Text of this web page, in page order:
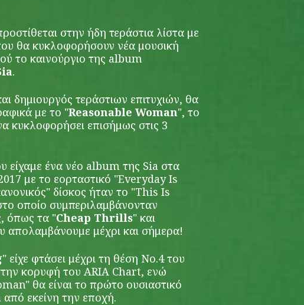
στην ήδη τεράστια λίστα με
θα κυκλοφορήσουν νέα μουσική
το καινούργιο της album
.
δημιουργός τεράστιων επιτυχιών, θα
με το "Reasonable Woman", το
κυκλοφορήσει επισήμως στις 3
είχαμε ένα νέο album της Sia στα
με το εορταστικό "Everyday Is
δίσκος ήταν το "This Is
οποίο συμπεριλαμβάνονταν
όπως τα "Cheap Thrills" και
απολαμβάνουμε μέχρι και σήμερα!
" είχε φτάσει μέχρι τη θέση Νο.4 του
κορυφή του ARIA Chart, ενώ
θα είναι το πρώτο ουσιαστικό
εκείνη την εποχή.